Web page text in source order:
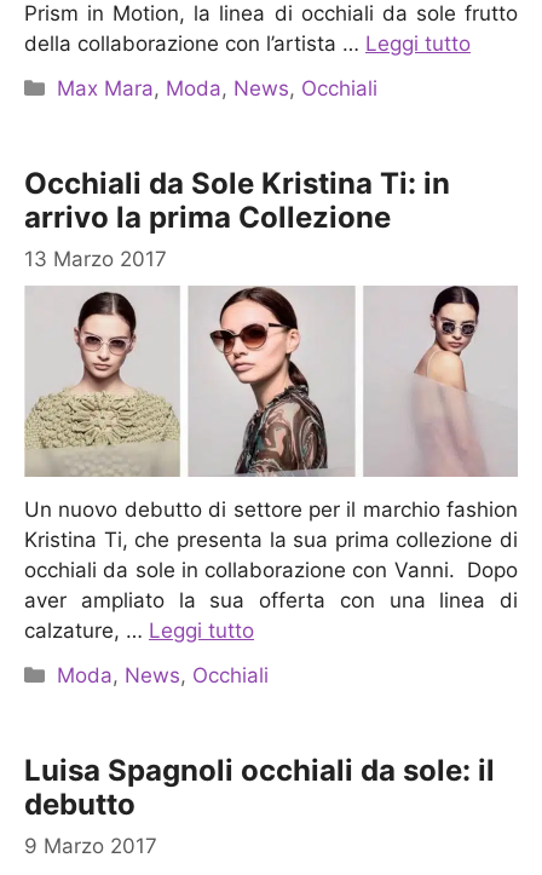
Prism in Motion, la linea di occhiali da sole frutto
della collaborazione con l’artista … Leggi tutto
Categorie
Max Mara, Moda, News, Occhiali
Occhiali da Sole Kristina Ti: in
arrivo la prima Collezione
13 Marzo 2017
Un nuovo debutto di settore per il marchio fashion
Kristina Ti, che presenta la sua prima collezione di
occhiali da sole in collaborazione con Vanni. Dopo
aver ampliato la sua offerta con una linea di
calzature, … Leggi tutto
Categorie
Moda, News, Occhiali
Luisa Spagnoli occhiali da sole: il
debutto
9 Marzo 2017